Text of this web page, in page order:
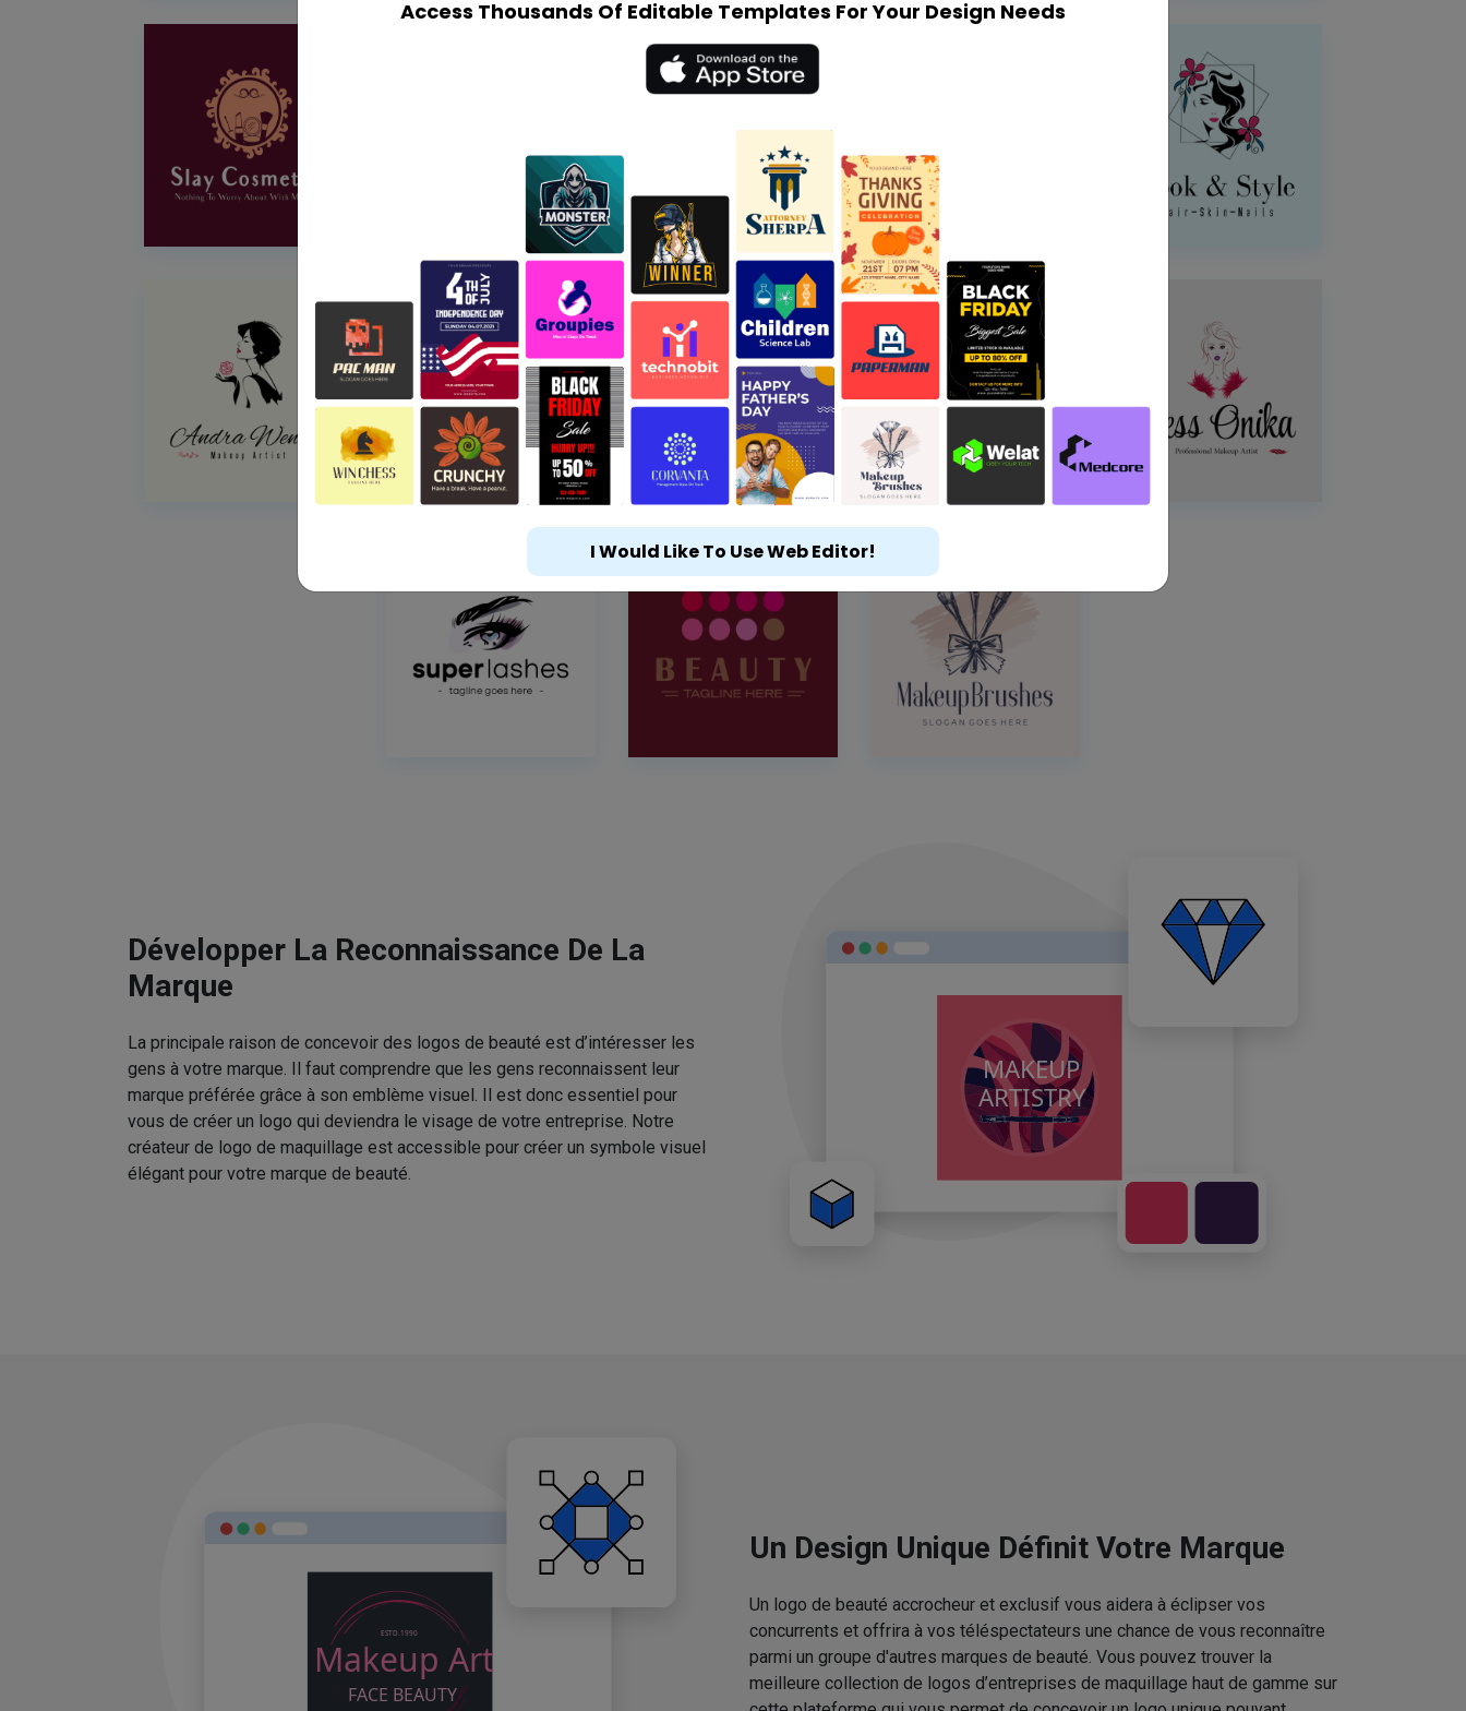
Développer La Reconnaissance De La
Marque
La principale raison de concevoir des logos de beauté est d’intéresser les
gens à votre marque. Il faut comprendre que les gens reconnaissent leur
marque préférée grâce à son emblème visuel. Il est donc essentiel pour
vous de créer un logo qui deviendra le visage de votre entreprise. Notre
créateur de logo de maquillage est accessible pour créer un symbole visuel
élégant pour votre marque de beauté.
Un Design Unique Définit Votre Marque
Un logo de beauté accrocheur et exclusif vous aidera à éclipser vos
concurrents et offrira à vos téléspectateurs une chance de vous reconnaître
parmi un groupe d'autres marques de beauté. Vous pouvez trouver la
meilleure collection de logos d’entreprises de maquillage haut de gamme sur
Access Thousands Of Editable Templates For Your Design Needs
I Would Like To Use Web Editor!